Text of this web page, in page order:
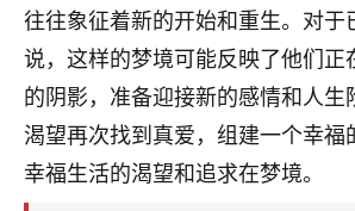
往往象征着新的开始和重生。对于
说，这样的梦境可能反映了他们正
的阴影，准备迎接新的感情和人生
渴望再次找到真爱，组建一个幸福
幸福生活的渴望和追求在梦境。
我是做餐饮的，这两年，生意屡
一家，要么生意不好，生意好的
家底快败光了，真是倒霉！我也
回事？
鹿森：你可以找老师看看，人